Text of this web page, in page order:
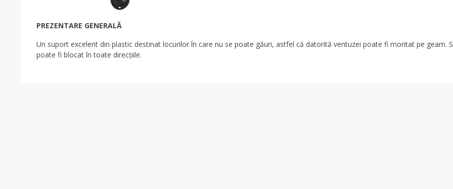
PREZENTARE GENERALĂ
Un suport excelent din plastic destinat locurilor în care nu se poate găuri, astfel că datorită ventuzei poate fi montat pe geam.
poate fi blocat în toate direcțiile.